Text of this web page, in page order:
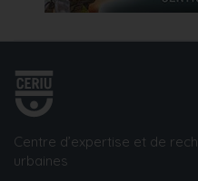
Centre d’expertise et de
urbaines